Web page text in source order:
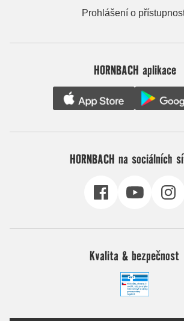
Prohlášení o
HORNBACH aplikace
HORNBACH na sociálních
Kvalita & bezpečnost